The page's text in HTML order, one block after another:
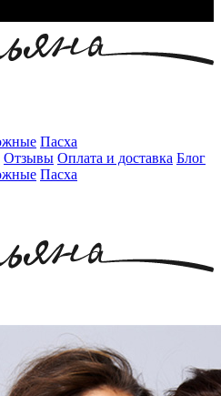
Пасха
Отзывы Оплата и доставка Блог
Пасха